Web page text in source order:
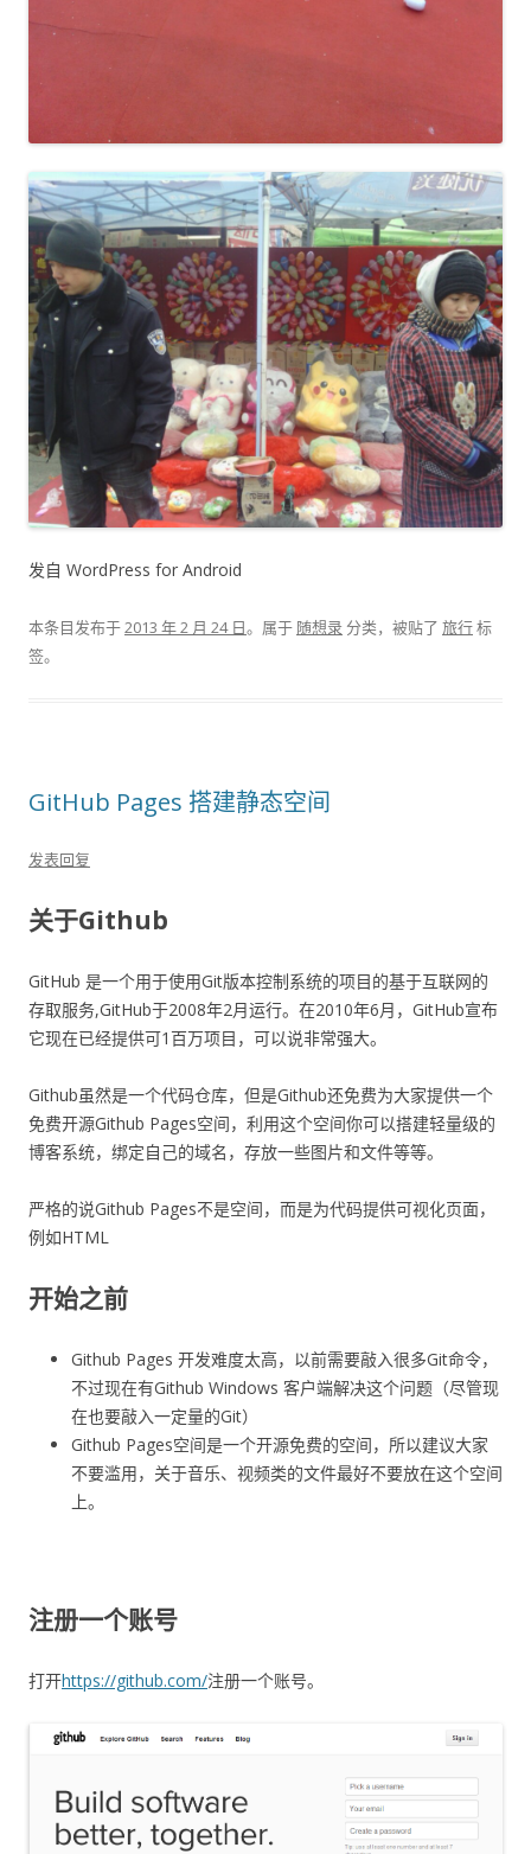
发自 WordPress for Android
本条目发布于2013 年 2 月 24 日。属于 随想录分类，被贴了 旅行标
签。
GitHub Pages 搭建静态空间
发表回复
关于Github
GitHub 是一个用于使用Git版本控制系统的项目的基于互联网的
存取服务,GitHub于2008年2月运行。在2010年6月，GitHub宣布
它现在已经提供可1百万项目，可以说非常强大。
Github虽然是一个代码仓库，但是Github还免费为大家提供一个
免费开源Github Pages空间，利用这个空间你可以搭建轻量级的
博客系统，绑定自己的域名，存放一些图片和文件等等。
严格的说Github Pages不是空间，而是为代码提供可视化页面，
例如HTML
开始之前
Github Pages 开发难度太高，以前需要敲入很多Git命令，
不过现在有Github Windows 客户端解决这个问题（尽管现
在也要敲入一定量的Git）
Github Pages空间是一个开源免费的空间，所以建议大家
不要滥用，关于音乐、视频类的文件最好不要放在这个空间
上。
注册一个账号
打开https://github.com/注册一个账号。